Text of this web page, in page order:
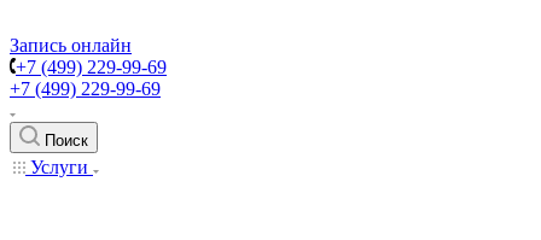
Запись онлайн
+7 (499) 229-99-69
+7 (499) 229-99-69
Поиск
Услуги